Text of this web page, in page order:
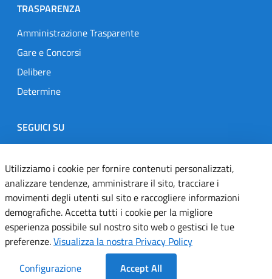
TRASPARENZA
Amministrazione Trasparente
Gare e Concorsi
Delibere
Determine
SEGUICI SU
Designers Italia
TwitterInstagramYoutubeLinkedin
Dichiarazione di accessibilità
Informativa cookie
Utilizziamo i cookie per fornire contenuti personalizzati,
analizzare tendenze, amministrare il sito, tracciare i
movimenti degli utenti sul sito e raccogliere informazioni
demografiche. Accetta tutti i cookie per la migliore
esperienza possibile sul nostro sito web o gestisci le tue
preferenze.Visualizza la nostra Privacy Policy
Configurazione
Accept All